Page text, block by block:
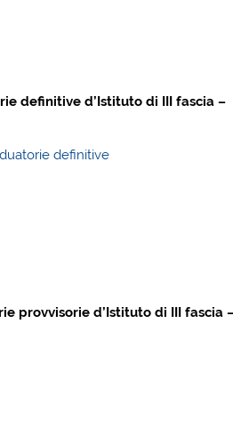
definitive d’Istituto di III fascia –
definitive
provvisorie d’Istituto di III fascia